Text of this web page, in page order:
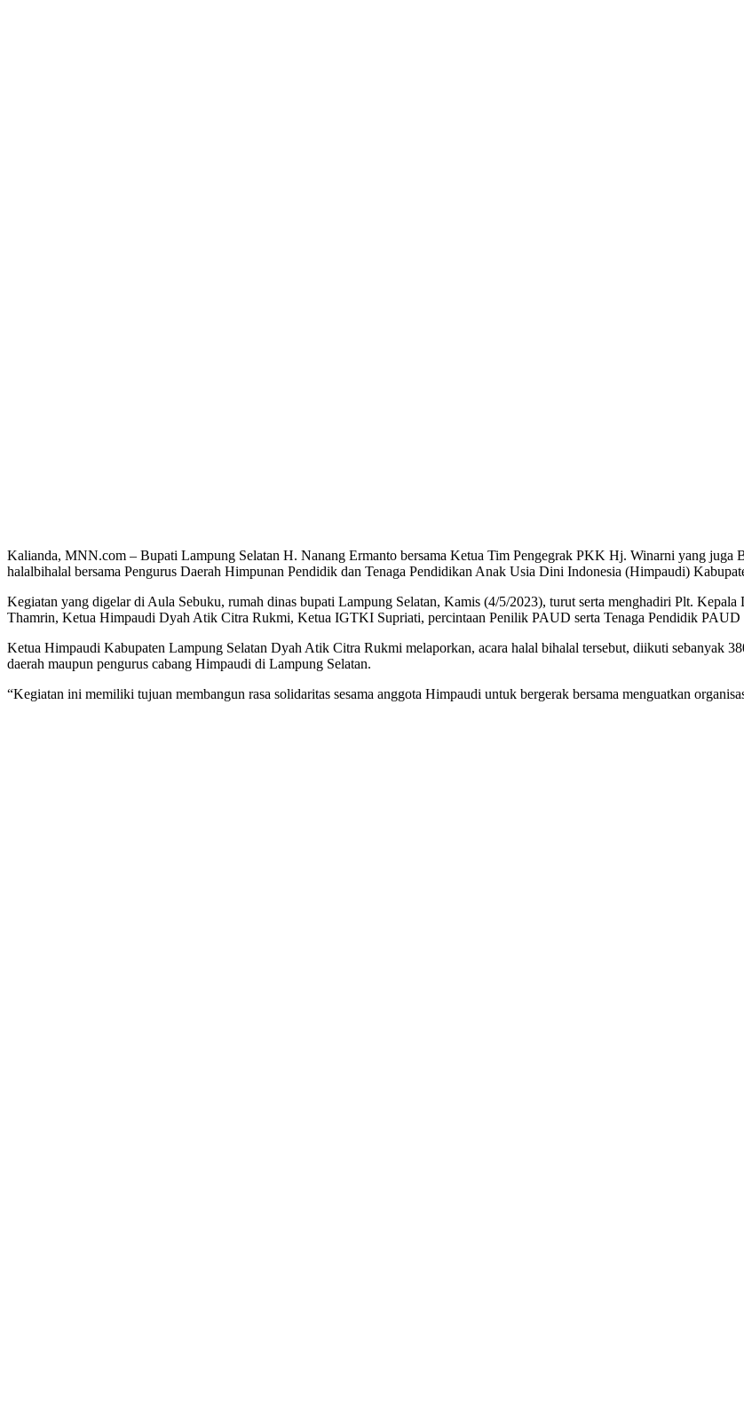
Kalianda, MNN.com – Bupati Lampung Selatan H. Nanang Ermanto bersama Ketua Tim Pengegrak PKK Hj. Winarni yang juga
halalbihalal bersama Pengurus Daerah Himpunan Pendidik dan Tenaga Pendidikan Anak Usia Dini Indonesia (Himpaudi)
Kegiatan yang digelar di Aula Sebuku, rumah dinas bupati Lampung Selatan, Kamis (4/5/2023), turut serta menghadiri Plt.
Thamrin, Ketua Himpaudi Dyah Atik Citra Rukmi, Ketua IGTKI Supriati, percintaan Penilik PAUD serta Tenaga Pendidik
Ketua Himpaudi Kabupaten Lampung Selatan Dyah Atik Citra Rukmi melaporkan, acara halal bihalal tersebut, diikuti sebanyak
daerah maupun pengurus cabang Himpaudi di Lampung Selatan.
“Kegiatan ini memiliki tujuan membangun rasa solidaritas sesama anggota Himpaudi untuk bergerak bersama menguatkan